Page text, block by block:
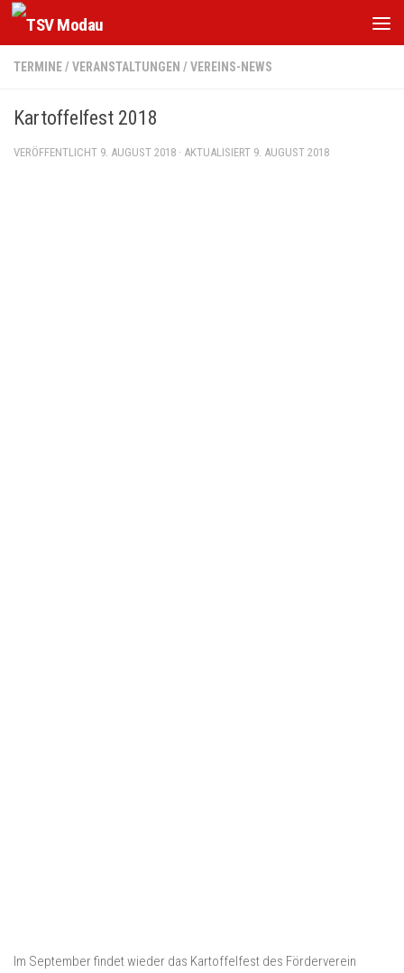
Zum Inhalt springen
TERMINE/ VERANSTALTUNGEN / VEREINS-NEWS
Kartoffelfest 2018
VERÖFFENTLICHT 9. AUGUST 2018 · AKTUALISIERT 9. AUGUST 2018
Im September findet wieder das Kartoffelfest des Förderverein